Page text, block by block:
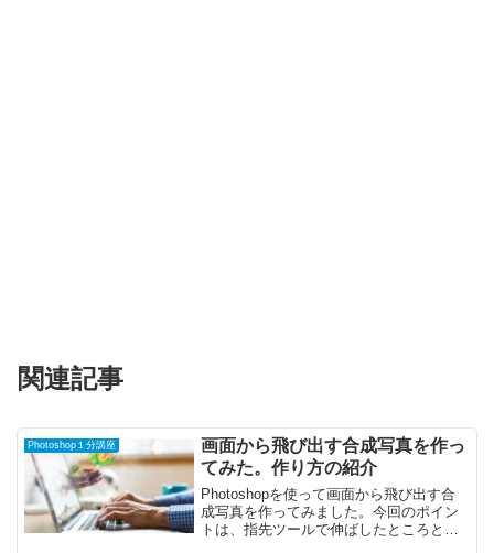
関連記事
Photoshop１分講座
画面から飛び出す合成写真を作っ
てみた。作り方の紹介
Photoshopを使って画面から飛び出す合
成写真を作ってみました。今回のポイン
トは、指先ツールで伸ばしたところと、